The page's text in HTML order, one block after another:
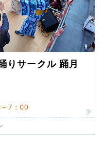
りサークル 踊月
7：00